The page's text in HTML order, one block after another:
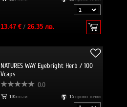
13.47 €/ 26.35 лв.
NATURES WAY Eyebright Herb / 100
Vcaps
0.0
135 пъти 15 промо точки